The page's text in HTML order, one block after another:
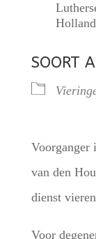
SOORT
Voorganger
van den
dienst
Voor